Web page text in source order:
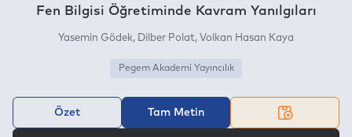
Fen Bilgisi Öğretiminde Kavram Yanılgıları
Yasemin Gödek Dilber Polat Volkan Hasan Kaya
Pegem Akademi Yayıncılık
Özet Tam Metin